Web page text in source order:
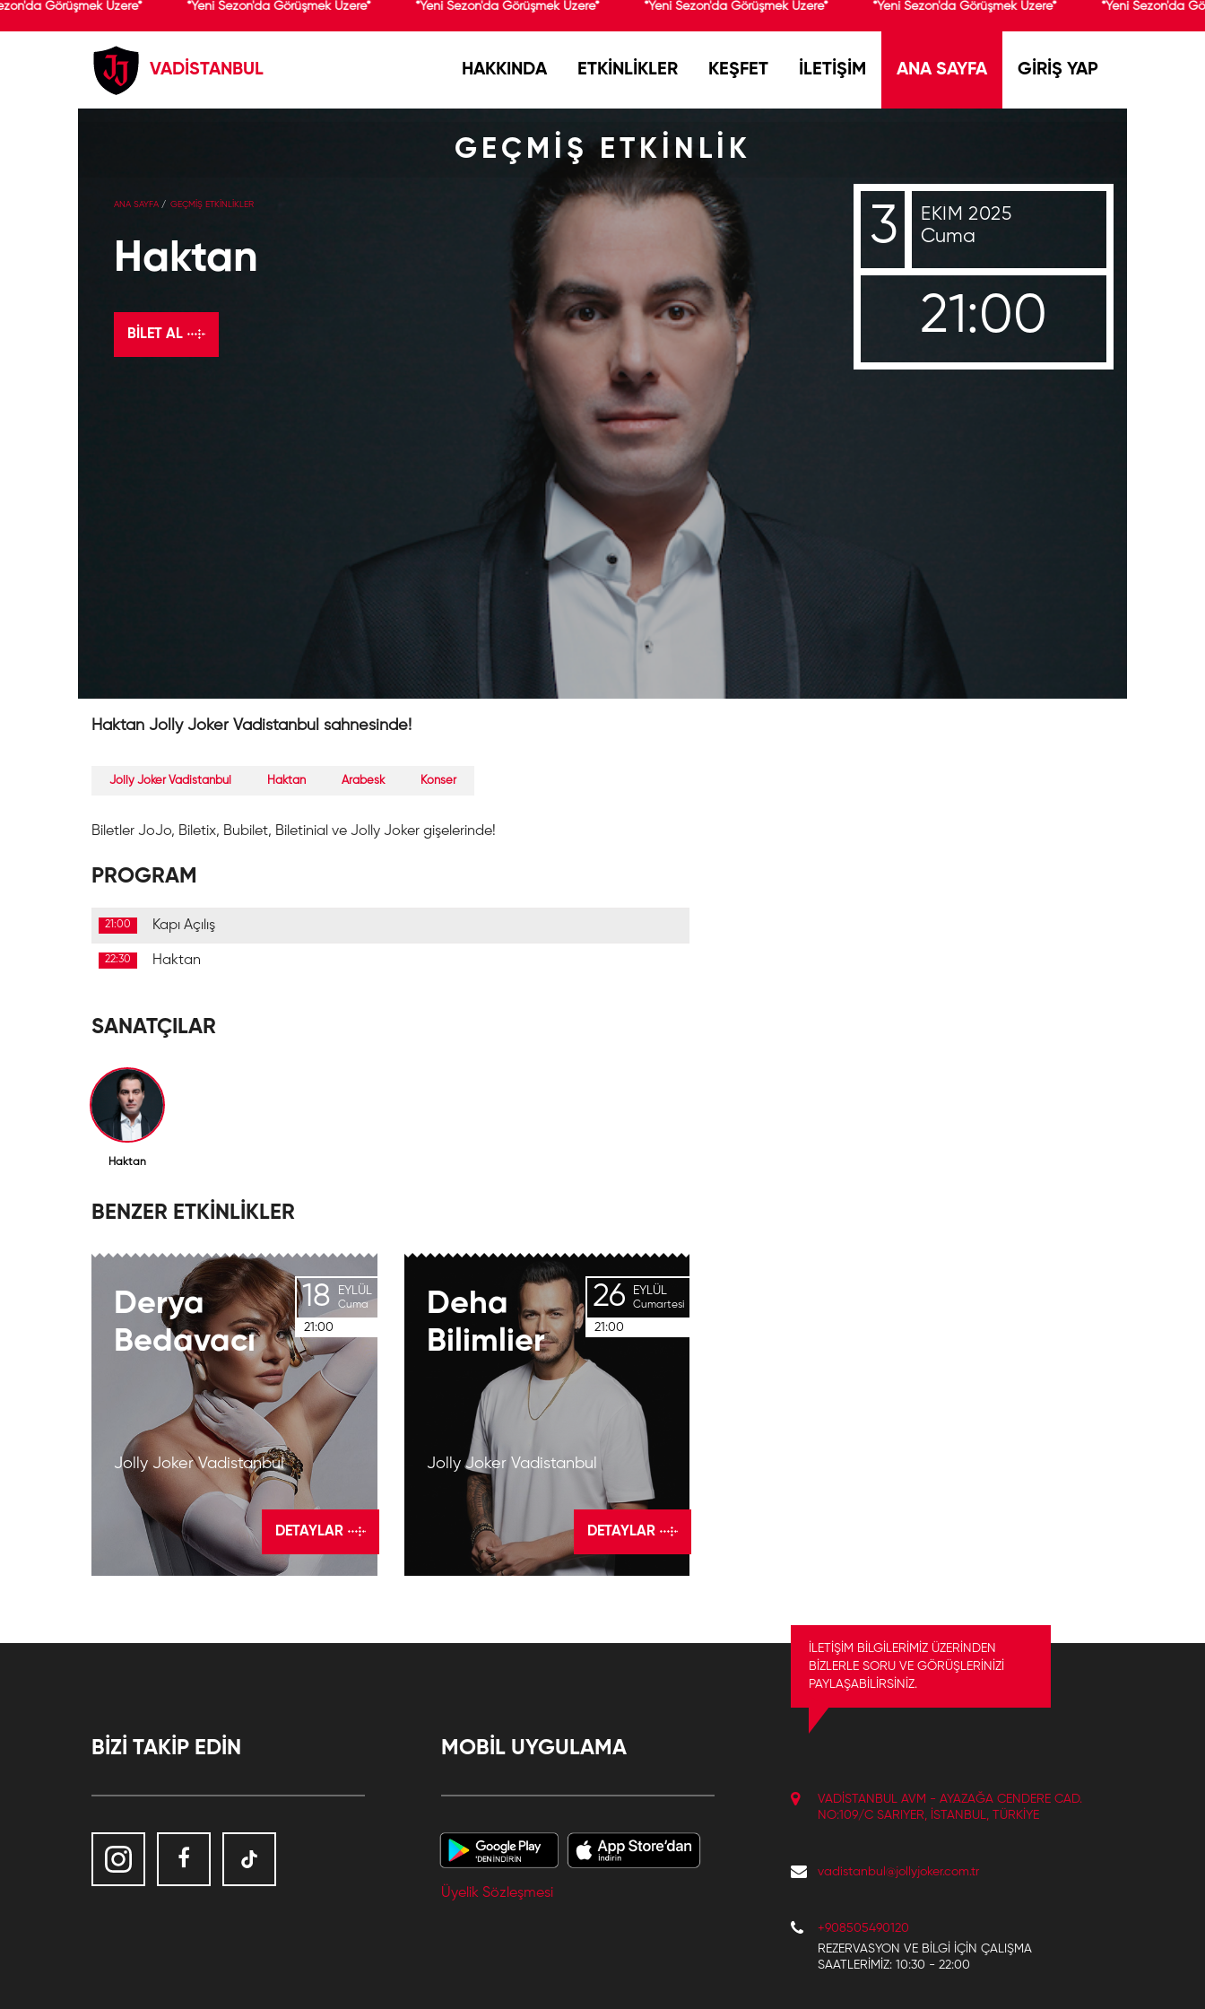
Görüşmek Üzere* *Yeni Sezon'da Görüşmek Üzere* *Yeni Sezon'da Görüşmek Üzere* *Yeni Sezon'da Görüşmek Üzere* *Yeni Sezon'da Görüşmek Üzere* *Yeni Sezon'da
VADİSTANBUL HAKKINDA ETKİNLİKLER KEŞFET İLETİŞİM ANA SAYFA GİRİŞ YAP
GEÇMİŞ ETKİNLİK
ANA SAYFA GEÇMİŞ ETKİNLİKLER
Haktan
3 EKIM 2025
Cuma
21:00
BILET AL
Haktan Jolly Joker Vadistanbul sahnesinde!
Jolly Joker Vadistanbul Haktan Arabesk Konser
Biletler JoJo, Biletix, Bubilet, Biletinial ve Jolly Joker gişelerinde!
PROGRAM
21:00 Kapı Açılış
22:30 Haktan
SANATÇILAR
Haktan
BENZER ETKİNLİKLER
Derya
Bedavacı
Jolly Joker Vadistanbul
18 EYLÜL
Cuma
21:00
DETAYLAR
Deha
Bilimlier
Jolly Joker Vadistanbul
26 EYLÜL
Cumartesi
21:00
DETAYLAR
BİZİ TAKİP EDİN MOBİL UYGULAMA
Üyelik Sözleşmesi
İLETİŞİM BİLGİLERİMİZ ÜZERİNDEN
BİZLERLE SORU VE GÖRÜŞLERİNİZİ
PAYLAŞABİLİRSİNİZ.
VADISTANBUL AVM - AYAZAĞA CENDERE CAD.
NO:109/C SARIYER, İSTANBUL, TÜRKIYE
vadistanbul@jollyjoker.com.tr
+908505490120
REZERVASYON VE BILGI IÇIN ÇALIŞMA
SAATLERIMIZ: 10:30 - 22:00